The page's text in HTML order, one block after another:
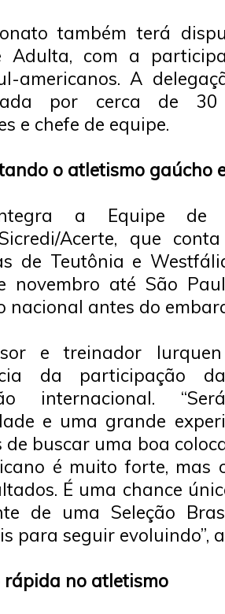
também terá
Adulta, com a
americanos. A
por cerca de
e chefe de equipe.
o atletismo gaúcho
a Equipe de
Sicredi/Acerte, que
de Teutônia e
novembro até São
nacional antes do
e treinador
da participação
internacional.
e uma grande
de buscar uma boa
é muito forte, mas
É uma chance
de uma Seleção
para seguir evoluindo”,
rápida no atletismo